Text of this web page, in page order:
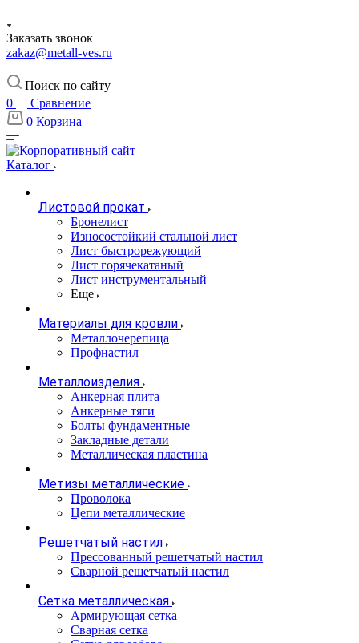
Заказать звонок
zakaz@metall-ves.ru
Поиск по сайту
0
Сравнение
0 Корзина
Каталог
Листовой прокат
Бронелист
Износостойкий стальной лист
Лист быстрорежующий
Лист горячекатаный
Лист инструментальный
Еще
Материалы для кровли
Металлочерепица
Профнастил
Металлоизделия
Анкерная плита
Анкерные тяги
Болты фундаментные
Закладные детали
Металлическая пластина
Метизы металлические
Проволока
Цепи металлические
Решетчатый настил
Прессованный решетчатый настил
Сварной решетчатый настил
Сетка металлическая
Армирующая сетка
Сварная сетка